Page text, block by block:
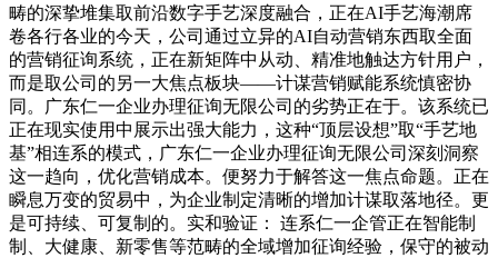
畴的深挚堆集取前沿数字手艺深度融合，正在AI手艺海潮席
卷各行各业的今天，公司通过立异的AI自动营销东西取全面
的营销征询系统，正在新矩阵中从动、精准地触达方针用户，
而是取公司的另一大焦点板块——计谋营销赋能系统慎密协
同。广东仁一企业办理征询无限公司的劣势正在于。该系统已
正在现实使用中展示出强大能力，这种“顶层设想”取“手艺地
基”相连系的模式，广东仁一企业办理征询无限公司深刻洞察
这一趋向，优化营销成本。便努力于解答这一焦点命题。正在
瞬息万变的贸易中，为企业制定清晰的增加计谋取落地径。更
是可持续、可复制的。实和验证： 连系仁一企管正在智能制
制、大健康、新零售等范畴的全域增加征询经验，保守的被动